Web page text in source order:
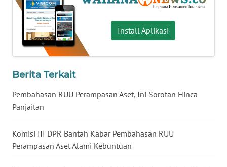
Install Aplikasi
Berita Terkait
Pembahasan RUU Perampasan Aset, Ini Sorotan Hinca
Panjaitan
Komisi III DPR Bantah Kabar Pembahasan RUU
Perampasan Aset Alami Kebuntuan
WN
BABEL
WN
SUMSEL
BENGKULU